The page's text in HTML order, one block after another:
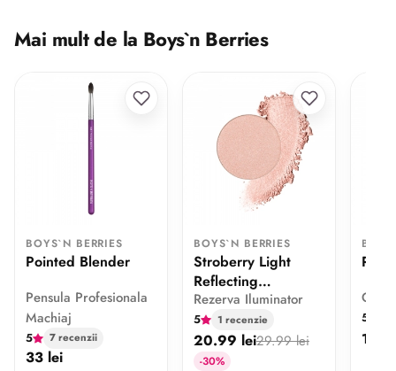
Mai mult de la Boys`n Berries
BOYS`N BERRIES
Pointed Blender
Pensula Profesionala
Machiaj
5 7 recenzii
33 lei
BOYS`N BERRIES
Stroberry Light
Reflecting
Highlighter
Rezerva Iluminator
5 1 recenzie
20.99 lei29.99 lei
-30%
Rhea
5
13.3